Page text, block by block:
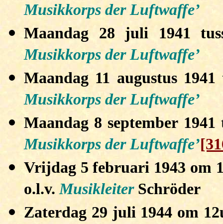
Musikkorps der Luftwaffe’
Maandag 28 juli 1941
Musikkorps der Luftwaffe’
Maandag 11 augustus
Musikkorps der Luftwaffe’
Maandag 8 september
Musikkorps der Luftwaffe’
Vrijdag 5 februari 1943 om
o.l.v. Musikleiter Schröder
Zaterdag 29 juli 1944 om